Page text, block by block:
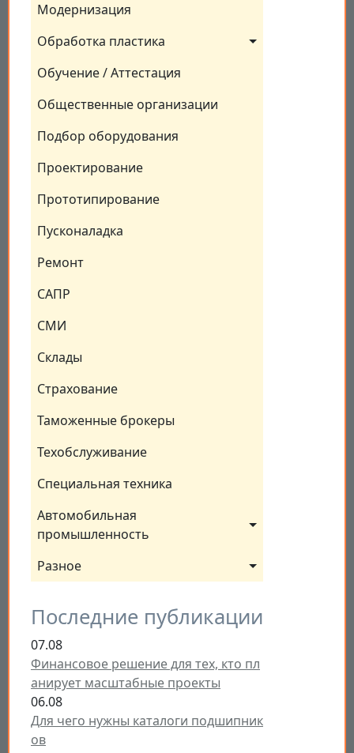
Модернизация
Обработка пластика
Обучение / Аттестация
Общественные организации
Подбор оборудования
Проектирование
Прототипирование
Пусконаладка
Ремонт
САПР
СМИ
Склады
Страхование
Таможенные брокеры
Техобслуживание
Специальная техника
Автомобильная
промышленность
Разное
Последние публикации
07.08
Финансовое решение для тех, кто пл
анирует масштабные проекты
06.08
Для чего нужны каталоги подшипник
ов